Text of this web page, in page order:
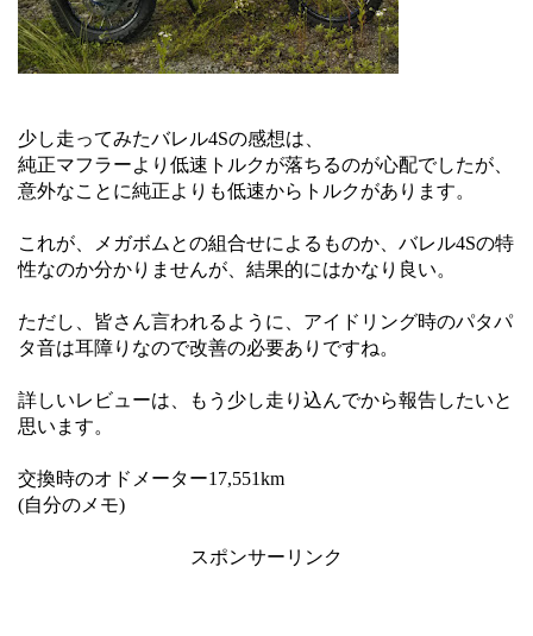
少し走ってみたバレル4Sの感想は、
純正マフラーより低速トルクが落ちるのが心配でしたが、
意外なことに純正よりも低速からトルクがあります。
これが、メガボムとの組合せによるものか、バレル4Sの特
性なのか分かりませんが、結果的にはかなり良い。
ただし、皆さん言われるように、アイドリング時のパタパ
タ音は耳障りなので改善の必要ありですね。
詳しいレビューは、もう少し走り込んでから報告したいと
思います。
交換時のオドメーター17,551km
(自分のメモ)
スポンサーリンク